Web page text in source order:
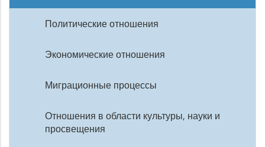
Политические отношения
Экономические отношения
Миграционные процессы
Отношения в области культуры, науки и
просвещения